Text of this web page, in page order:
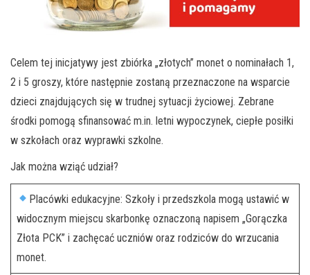
Celem tej inicjatywy jest zbiórka „złotych” monet o nominałach 1,
2 i 5 groszy, które następnie zostaną przeznaczone na wsparcie
dzieci znajdujących się w trudnej sytuacji życiowej. Zebrane
środki pomogą sfinansować m.in. letni wypoczynek, ciepłe posiłki
w szkołach oraz wyprawki szkolne.
Jak można wziąć udział?
Placówki edukacyjne: Szkoły i przedszkola mogą ustawić w
widocznym miejscu skarbonkę oznaczoną napisem „Gorączka
Złota PCK” i zachęcać uczniów oraz rodziców do wrzucania
monet.